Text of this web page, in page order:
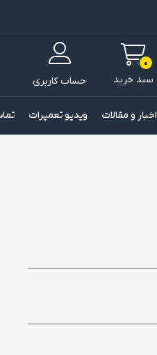
0
سبد خرید حساب کاربری
اخبار و مقالات ویدیو تعمیرات